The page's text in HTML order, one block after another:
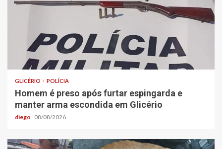
GLICÉRIO POLÍCIA
Homem é preso após furtar espingarda e
manter arma escondida em Glicério
diego 08/08/2026